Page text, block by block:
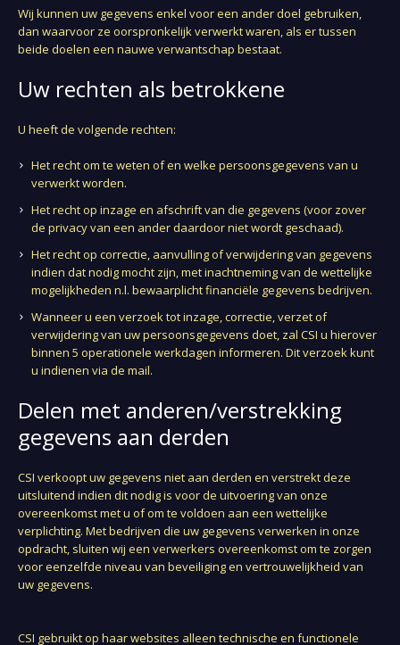
Wij kunnen uw gegevens enkel voor een ander doel gebruiken,
dan waarvoor ze oorspronkelijk verwerkt waren, als er tussen
beide doelen een nauwe verwantschap bestaat.
Uw rechten als betrokkene
U heeft de volgende rechten:
Het recht om te weten of en welke persoonsgegevens van u
verwerkt worden.
Het recht op inzage en afschrift van die gegevens (voor zover
de privacy van een ander daardoor niet wordt geschaad).
Het recht op correctie, aanvulling of verwijdering van gegevens
indien dat nodig mocht zijn, met inachtneming van de wettelijke
mogelijkheden n.l. bewaarplicht financiële gegevens bedrijven.
Wanneer u een verzoek tot inzage, correctie, verzet of
verwijdering van uw persoonsgegevens doet, zal CSI u hierover
binnen 5 operationele werkdagen informeren. Dit verzoek kunt
u indienen via de mail.
Delen met anderen/verstrekking
gegevens aan derden
CSI verkoopt uw gegevens niet aan derden en verstrekt deze
uitsluitend indien dit nodig is voor de uitvoering van onze
overeenkomst met u of om te voldoen aan een wettelijke
verplichting. Met bedrijven die uw gegevens verwerken in onze
opdracht, sluiten wij een verwerkers overeenkomst om te zorgen
voor eenzelfde niveau van beveiliging en vertrouwelijkheid van
uw gegevens.
CSI gebruikt op haar websites alleen technische en functionele